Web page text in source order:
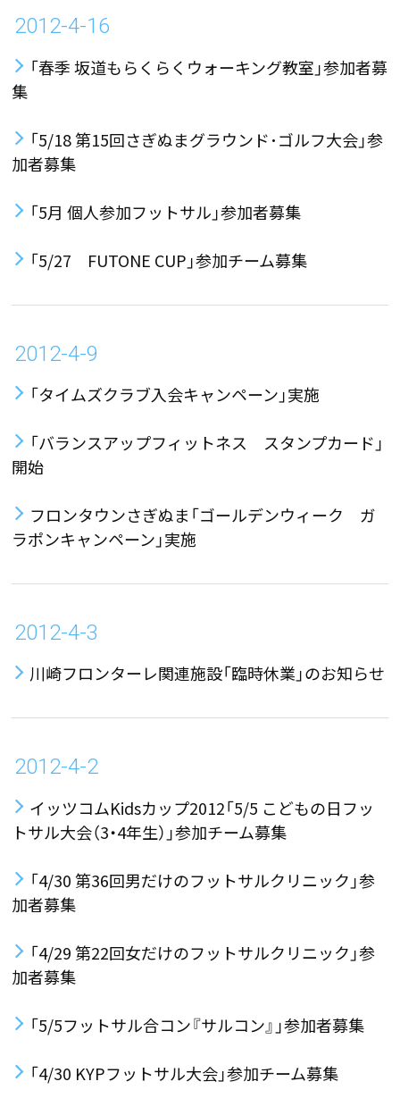
2012-4-16
「春季 坂道もらくらくウォーキング教室」参加者募
集
「5/18 第15回さぎぬまグラウンド･ゴルフ大会」参
加者募集
「5月 個人参加フットサル」参加者募集
「5/27 FUTONE CUP」参加チーム募集
2012-4-9
「タイムズクラブ入会キャンペーン」実施
「バランスアップフィットネス スタンプカード」
開始
フロンタウンさぎぬま「ゴールデンウィーク ガ
ラポンキャンペーン」実施
2012-4-3
川崎フロンターレ関連施設「臨時休業」のお知らせ
2012-4-2
イッツコムKidsカップ2012「5/5 こどもの日フッ
トサル大会（3・4年生）」参加チーム募集
「4/30 第36回男だけのフットサルクリニック」参
加者募集
「4/29 第22回女だけのフットサルクリニック」参
加者募集
「5/5フットサル合コン『サルコン』」参加者募集
「4/30 KYPフットサル大会」参加チーム募集